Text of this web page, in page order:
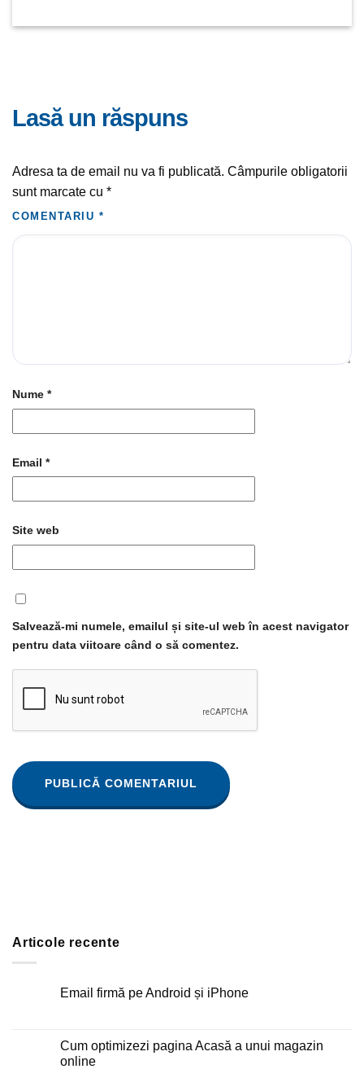
lasă un răspuns
Adresa ta de email nu va fi publicată. Câmpurile obligatorii
sunt marcate cu *
COMENTARIU *
Nume *
Email *
Site web
Salvează-mi numele, emailul și site-ul web în acest navigator
pentru data viitoare când o să comentez.
Articole recente
Email firmă pe Android și iPhone
Email
firmă
pe
Cum optimizezi pagina Acasă a unui magazin
online